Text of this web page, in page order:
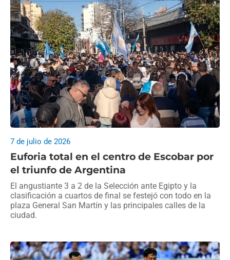
Euforia total en el centro de Escobar por
el triunfo de Argentina
7 de julio de 2026
El angustiante 3 a 2 de la Selección ante Egipto y la
clasificación a cuartos de final se festejó con todo en la
plaza General San Martín y las principales calles de la
ciudad.